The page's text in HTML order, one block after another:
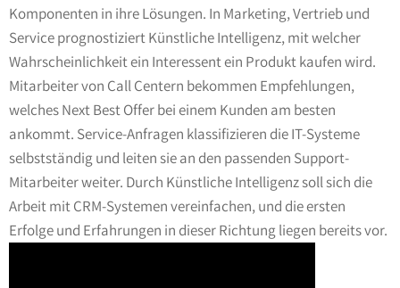
Komponenten in ihre Lösungen. In Marketing, Vertrieb und
Service prognostiziert Künstliche Intelligenz, mit welcher
Wahrscheinlichkeit ein Interessent ein Produkt kaufen wird.
Mitarbeiter von Call Centern bekommen Empfehlungen,
welches Next Best Offer bei einem Kunden am besten
ankommt. Service-Anfragen klassifizieren die IT-Systeme
selbstständig und leiten sie an den passenden Support-
Mitarbeiter weiter. Durch Künstliche Intelligenz soll sich die
Arbeit mit CRM-Systemen vereinfachen, und die ersten
Erfolge und Erfahrungen in dieser Richtung liegen bereits vor.